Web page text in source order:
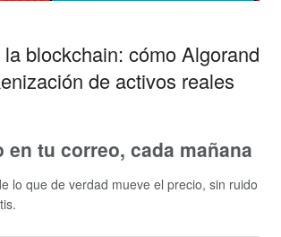
blockchain: cómo Algorand
de activos reales
en tu correo, cada mañana
lo que de verdad mueve el precio, sin ruido